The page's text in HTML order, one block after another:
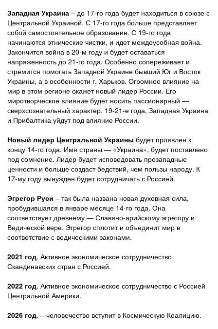
Западная Украина – до 17-го года будет находиться в союзе с
Центральной Украиной. С 17-го года больше представляет
собой самостоятельное образование. С 19-го года
начинаются этнические чистки, и идет междоусобная война.
Закончится война в 20-м году и будет оставаться
напряженность до 21-го года. Особенно сопереживает и
стремится помогать Западной Украине бывший Юг и Восток
Украины, а в особенности г. Харьков. Огромное влияние на
мир в этом регионе окажет новый лидер России. Его
миротворческое влияние будет носить пассионарный —
сверхсознательный характер. 19-21-е года, Западная Украина
и Прибалтика уйдут под влияние России.
Новый лидер Центральной Украины будет проявлен к
концу 14-го года. Имя страны — «Украина», будет поставлено
под сомнение. Лидер будет исповедовать прозападные
ценности и больше создаст бедствий, чем пользы народу. К
17-му году вынужден будет сотрудничать с Россией.
Эгрегор Руси – так была названа новая духовная сила,
пробудившаяся в январе месяце 14-го года. Она
соответствует древнему — Славяно-арийскому эгрегору и
Ведической вере. Эгрегор сплотит и объединит мир в
соответствие с ведическими законами.
2021 год. Активное экономическое сотрудничество
Скандинавских стран с Россией.
2022 год. Активное экономическое сотрудничество с Россией
Центральной Америки.
2026 год. – человечество вступит в Космическую Коалицию.